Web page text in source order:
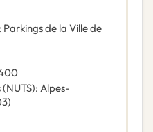
: Parkings de la Ville de
: Alpes-
)